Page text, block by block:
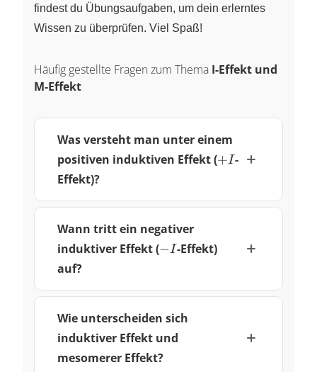
findest du Übungsaufgaben, um dein erlerntes
Wissen zu überprüfen. Viel Spaß!
Häufig gestellte Fragen zum Thema I-Effekt und
M-Effekt
Was versteht man unter einem
positiven induktiven Effekt (+I
+I-
Effekt)?
Wann tritt ein negativer
induktiver Effekt (-
− I-Effekt)
auf?
Wie unterscheiden sich
induktiver Effekt und
mesomerer Effekt?